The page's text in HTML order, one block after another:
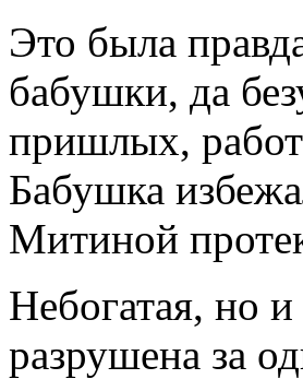
Это была
бабушки, да
пришлых,
Бабушка
Митиной
Небогатая, но
разрушена за